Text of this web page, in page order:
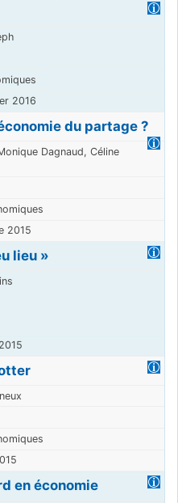
2016
du partage ?
Dagnaud, Céline
2015
lieu »
en économie